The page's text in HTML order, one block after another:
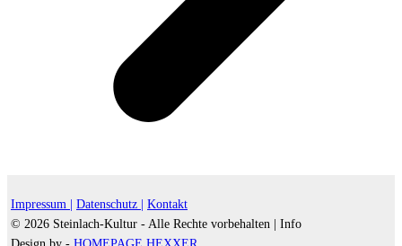
Impressum | Datenschutz |
Kontakt
© 2026 Steinlach-Kultur - Alle Rechte vorbehalten |
Info